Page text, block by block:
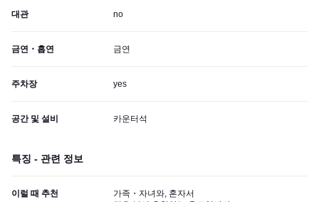
대관 no
금연・흡연 금연
주차장 yes
공간 및 설비 카운터석
특징 - 관련 정보
이럴 때 추천
가족・자녀와, 혼자서